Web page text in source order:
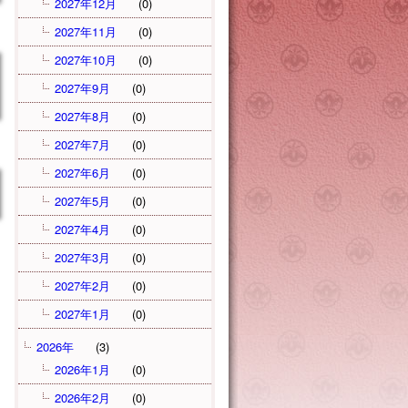
2027年11月
(0)
2027年10月
(0)
2027年9月
(0)
2027年8月
(0)
2027年7月
(0)
2027年6月
(0)
2027年5月
(0)
2027年4月
(0)
2027年3月
(0)
2027年2月
(0)
2027年1月
(0)
2026年
(3)
2026年1月
(0)
2026年2月
(0)